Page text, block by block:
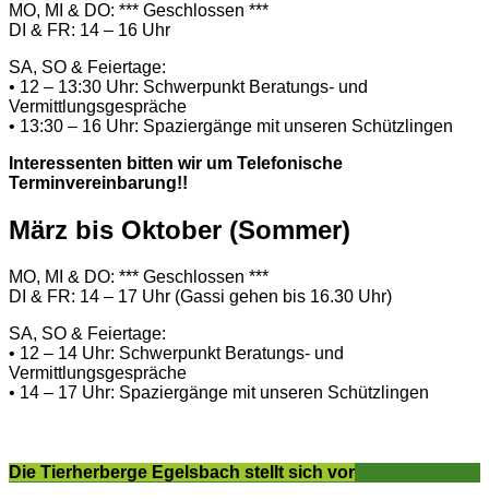
MO, MI & DO: *** Geschlossen ***
DI & FR: 14 – 16 Uhr
SA, SO & Feiertage:
• 12 – 13:30 Uhr: Schwerpunkt Beratungs- und
Vermittlungsgespräche
• 13:30 – 16 Uhr: Spaziergänge mit unseren Schützlingen
Interessenten bitten wir um Telefonische
Terminvereinbarung!!
März bis Oktober (Sommer)
MO, MI & DO: *** Geschlossen ***
DI & FR: 14 – 17 Uhr (Gassi gehen bis 16.30 Uhr)
SA, SO & Feiertage:
• 12 – 14 Uhr: Schwerpunkt Beratungs- und
Vermittlungsgespräche
• 14 – 17 Uhr: Spaziergänge mit unseren Schützlingen
Die Tierherberge Egelsbach stellt sich vor